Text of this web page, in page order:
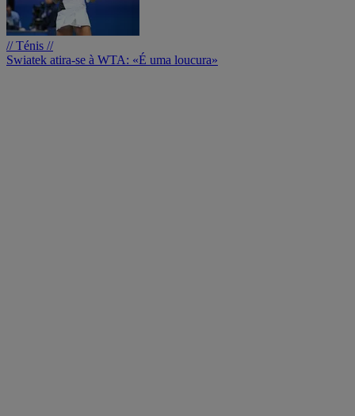
// Ténis //
Swiatek atira-se à WTA: «É uma loucura»